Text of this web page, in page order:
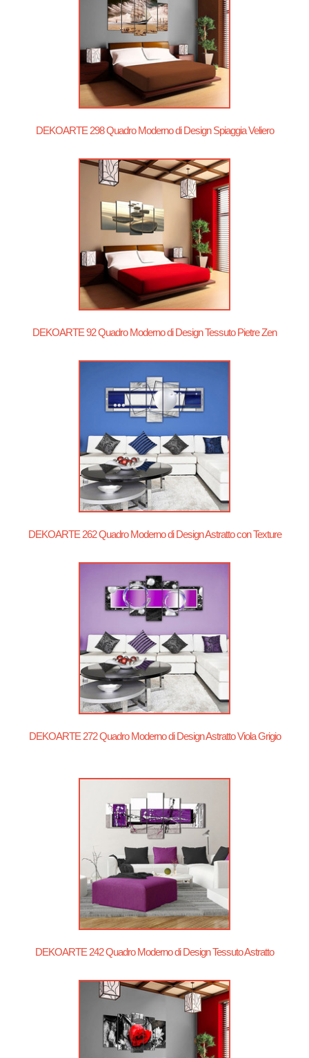
DEKOARTE 298 Quadro Moderno di Design Spiaggia Veliero
DEKOARTE 92 Quadro Moderno di Design Tessuto Pietre Zen
DEKOARTE 262 Quadro Moderno di Design Astratto con Texture
DEKOARTE 272 Quadro Moderno di Design Astratto Viola Grigio
DEKOARTE 242 Quadro Moderno di Design Tessuto Astratto